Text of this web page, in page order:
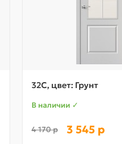
32С, цвет: Грунт
В наличии ✓
4 170 р 3 545 р